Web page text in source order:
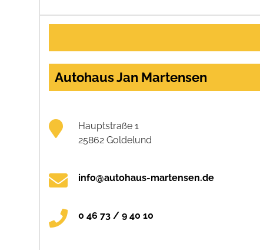
Autohaus Jan Martensen
Hauptstraße 1
25862 Goldelund
info@autohaus-martensen.de
0 46 73 / 9 40 10